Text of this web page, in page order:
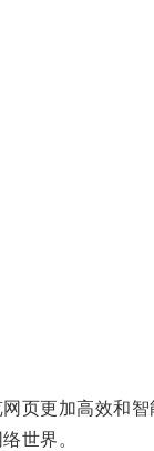
页更加高效和智
世界。